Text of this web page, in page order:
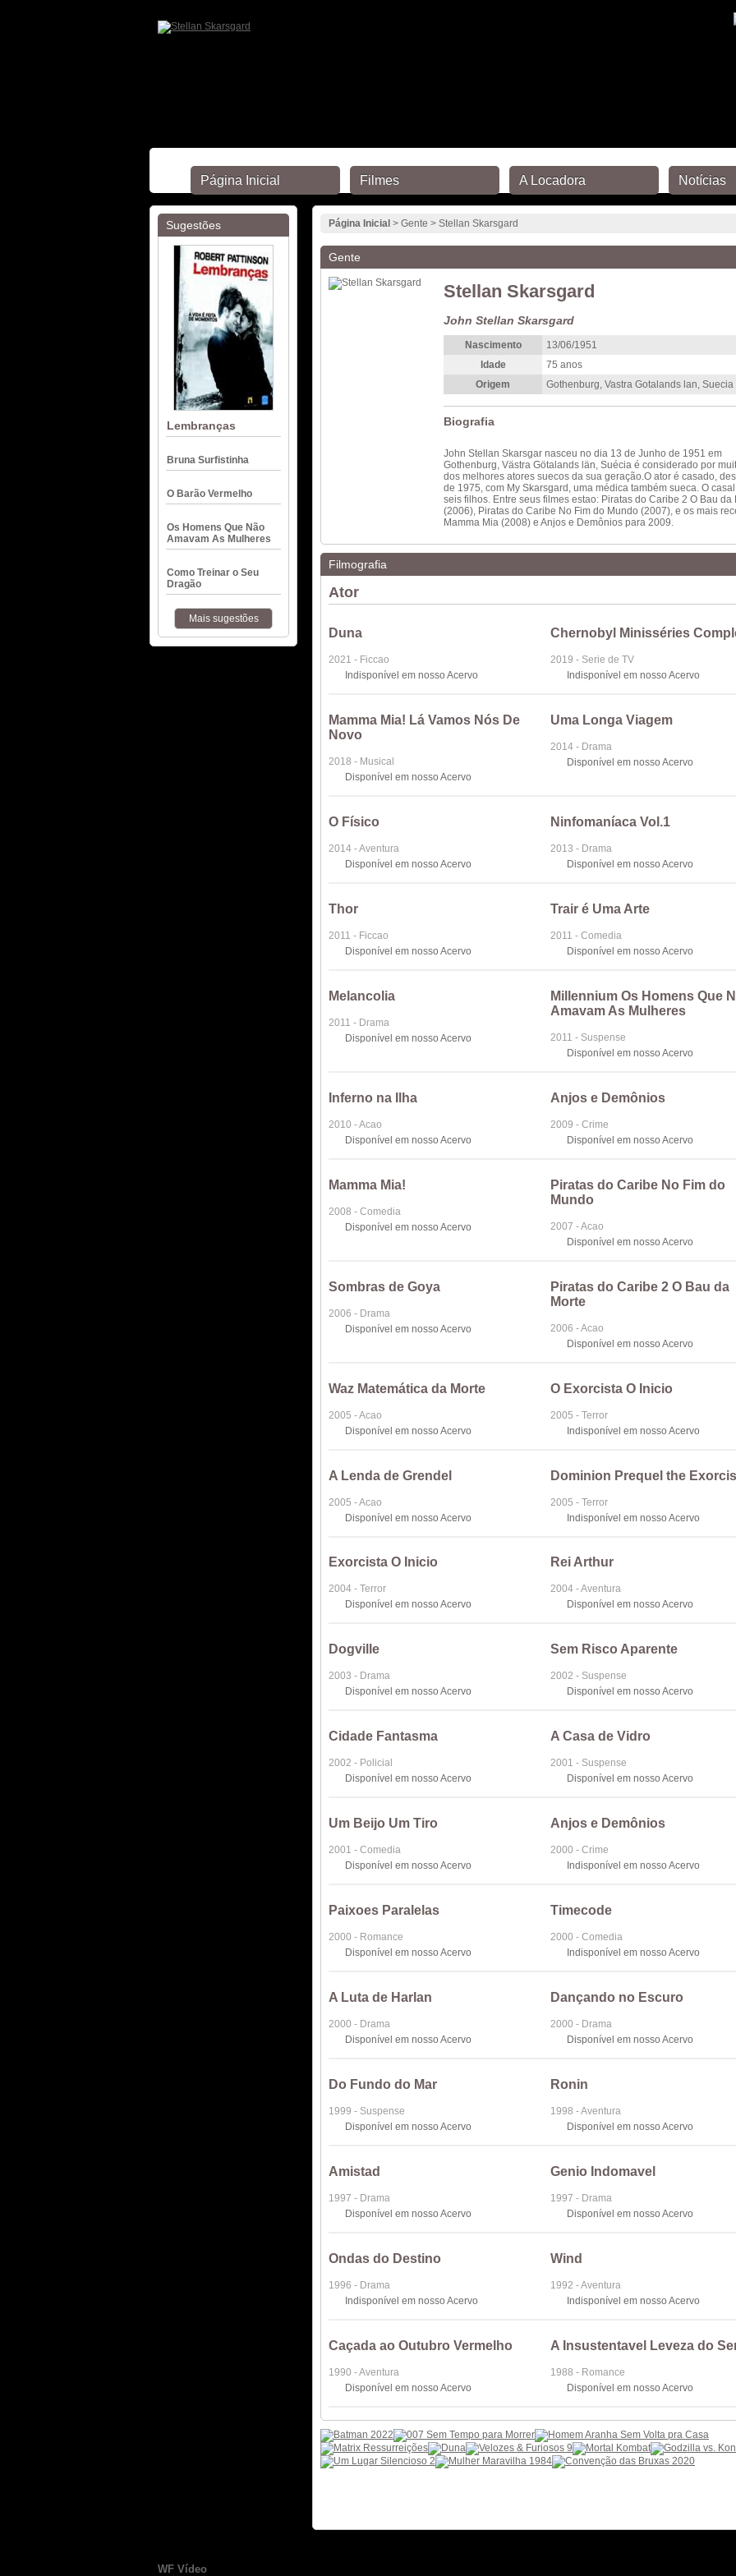
Sugestões
Lembranças
Bruna Surfistinha
O Barão Vermelho
Os Homens Que Não
Amavam As Mulheres
Como Treinar o Seu
Dragão
Mais sugestões
Página Inicial > Gente > Stellan Skarsgard
Gente
Stellan Skarsgard
John Stellan Skarsgard
Nascimento
13/06/1951
Idade
75 anos
Origem
Gothenburg, Vastra Gotalands lan, Suecia
Biografia
John Stellan Skarsgar nasceu no dia 13 de Junho de 1951 em
Gothenburg, Västra Götalands län, Suécia é considerado por
dos melhores atores suecos da sua geração.O ator é casado,
de 1975, com My Skarsgard, uma médica também sueca. O
seis filhos. Entre seus filmes estao: Piratas do Caribe 2 O Bau da
(2006), Piratas do Caribe No Fim do Mundo (2007), e os mais
Mamma Mia (2008) e Anjos e Demônios para 2009.
Filmografia
Ator
Duna
2021 - Ficcao
Indisponível em nosso Acervo
Chernobyl Minisséries
2019 - Serie de TV
Indisponível em nosso Acervo
Mamma Mia! Lá Vamos Nós De
Novo
2018 - Musical
Disponível em nosso Acervo
Uma Longa Viagem
2014 - Drama
Disponível em nosso Acervo
O Físico
2014 - Aventura
Disponível em nosso Acervo
Ninfomaníaca Vol.1
2013 - Drama
Disponível em nosso Acervo
Thor
2011 - Ficcao
Disponível em nosso Acervo
Trair é Uma Arte
2011 - Comedia
Disponível em nosso Acervo
Melancolia
2011 - Drama
Disponível em nosso Acervo
Millennium Os Homens Que
Amavam As Mulheres
2011 - Suspense
Disponível em nosso Acervo
Inferno na Ilha
2010 - Acao
Disponível em nosso Acervo
Anjos e Demônios
2009 - Crime
Disponível em nosso Acervo
Mamma Mia!
2008 - Comedia
Disponível em nosso Acervo
Piratas do Caribe No Fim do
Mundo
2007 - Acao
Disponível em nosso Acervo
Sombras de Goya
2006 - Drama
Disponível em nosso Acervo
Piratas do Caribe 2 O Bau da
Morte
2006 - Acao
Disponível em nosso Acervo
Waz Matemática da Morte
2005 - Acao
Disponível em nosso Acervo
O Exorcista O Inicio
2005 - Terror
Indisponível em nosso Acervo
A Lenda de Grendel
2005 - Acao
Disponível em nosso Acervo
Dominion Prequel the
2005 - Terror
Indisponível em nosso Acervo
Exorcista O Inicio
2004 - Terror
Disponível em nosso Acervo
Rei Arthur
2004 - Aventura
Disponível em nosso Acervo
Dogville
2003 - Drama
Disponível em nosso Acervo
Sem Risco Aparente
2002 - Suspense
Disponível em nosso Acervo
Cidade Fantasma
2002 - Policial
Disponível em nosso Acervo
A Casa de Vidro
2001 - Suspense
Disponível em nosso Acervo
Um Beijo Um Tiro
2001 - Comedia
Disponível em nosso Acervo
Anjos e Demônios
2000 - Crime
Indisponível em nosso Acervo
Paixoes Paralelas
2000 - Romance
Disponível em nosso Acervo
Timecode
2000 - Comedia
Indisponível em nosso Acervo
A Luta de Harlan
2000 - Drama
Disponível em nosso Acervo
Dançando no Escuro
2000 - Drama
Disponível em nosso Acervo
Do Fundo do Mar
1999 - Suspense
Disponível em nosso Acervo
Ronin
1998 - Aventura
Disponível em nosso Acervo
Amistad
1997 - Drama
Disponível em nosso Acervo
Genio Indomavel
1997 - Drama
Disponível em nosso Acervo
Ondas do Destino
1996 - Drama
Indisponível em nosso Acervo
Wind
1992 - Aventura
Indisponível em nosso Acervo
Caçada ao Outubro Vermelho
1990 - Aventura
Disponível em nosso Acervo
A Insustentavel Leveza do
1988 - Romance
Disponível em nosso Acervo
WF Vídeo
Página Inicial Filmes A Locadora Notícias